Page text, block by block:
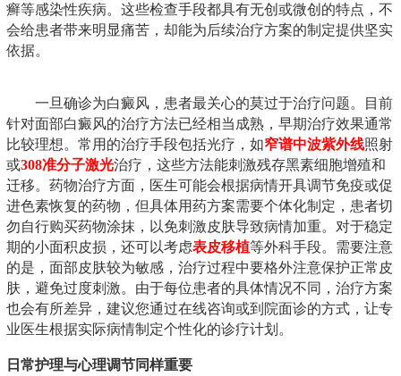
癣等感染性疾病。这些检查手段都具有无创或微创的特点，不
会给患者带来明显痛苦，却能为后续治疗方案的制定提供坚实
依据。
一旦确诊为白癜风，患者最关心的莫过于治疗问题。目前
针对面部白癜风的治疗方法已经相当成熟，早期治疗效果通常
比较理想。常用的治疗手段包括光疗，如窄谱中波紫外线照射
或308准分子激光治疗，这些方法能刺激残存黑素细胞增殖和
迁移。药物治疗方面，医生可能会根据病情开具调节免疫或促
进色素恢复的药物，但具体用药方案需要个体化制定，患者切
勿自行购买药物涂抹，以免刺激皮肤导致病情加重。对于稳定
期的小面积皮损，还可以考虑表皮移植等外科手段。需要注意
的是，面部皮肤较为敏感，治疗过程中要格外注意保护正常皮
肤，避免过度刺激。由于每位患者的具体情况不同，治疗方案
也会有所差异，建议您通过在线咨询或到院面诊的方式，让专
业医生根据实际病情制定个性化的诊疗计划。
日常护理与心理调节同样重要